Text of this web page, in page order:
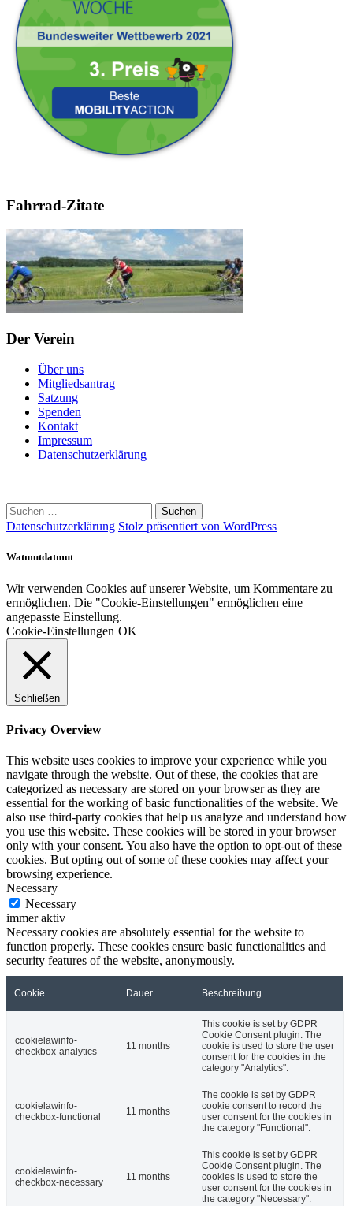
Fahrrad-Zitate
Der Verein
Über uns
Mitgliedsantrag
Satzung
Spenden
Kontakt
Impressum
Datenschutzerklärung
Suchen
nach:
Datenschutzerklärung Stolz präsentiert von WordPress
Watmutdatmut
Wir verwenden Cookies auf unserer Website, um Kommentare zu
ermöglichen. Die "Cookie-Einstellungen" ermöglichen eine
angepasste Einstellung.
Cookie-Einstellungen OK
Schließen
Privacy Overview
This website uses cookies to improve your experience while you
navigate through the website. Out of these, the cookies that are
categorized as necessary are stored on your browser as they are
essential for the working of basic functionalities of the website. We
also use third-party cookies that help us analyze and understand how
you use this website. These cookies will be stored in your browser
only with your consent. You also have the option to opt-out of these
cookies. But opting out of some of these cookies may affect your
browsing experience.
Necessary
Necessary
immer aktiv
Necessary cookies are absolutely essential for the website to
function properly. These cookies ensure basic functionalities and
security features of the website, anonymously.
Cookie Dauer Beschreibung
cookielawinfo-
checkbox-analytics
11 months
This cookie is set by GDPR
Cookie Consent plugin. The
cookie is used to store the user
consent for the cookies in the
category "Analytics".
cookielawinfo-
checkbox-functional
11 months
The cookie is set by GDPR
cookie consent to record the
user consent for the cookies in
the category "Functional".
cookielawinfo-
checkbox-necessary
11 months
This cookie is set by GDPR
Cookie Consent plugin. The
cookies is used to store the
user consent for the cookies in
the category "Necessary".